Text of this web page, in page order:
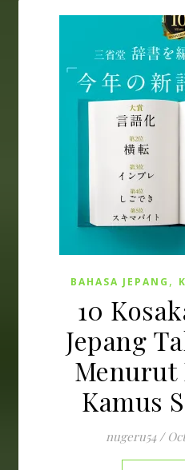
BAHASA JEPANG ,
10
Jepang
Menurut
Kamus
nugeru54 /